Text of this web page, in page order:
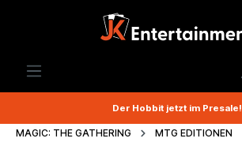
Der Hobbit jetzt im Presale!
MAGIC: THE GATHERING
MTG EDITIONEN